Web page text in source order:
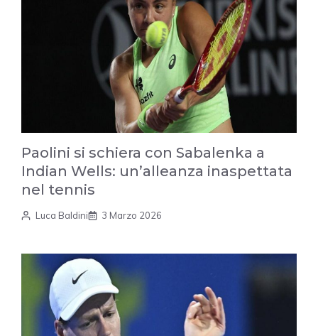
Paolini si schiera con Sabalenka a
Indian Wells: un’alleanza inaspettata
nel tennis
Luca Baldini 3 Marzo 2026